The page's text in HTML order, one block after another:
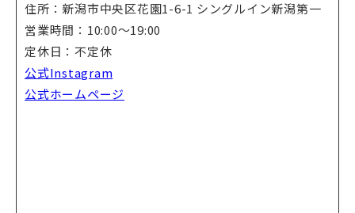
住所：新潟市中央区花園1-6-1 シングルイン新潟第一
営業時間：10:00〜19:00
定休日：不定休
公式Instagram
公式ホームページ